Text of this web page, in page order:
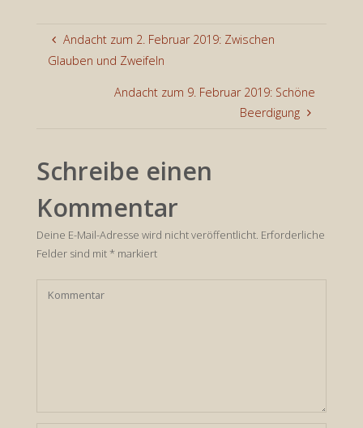
Andacht zum 2. Februar 2019: Zwischen
Glauben und Zweifeln
Andacht zum 9. Februar 2019: Schöne
Beerdigung
Schreibe einen
Kommentar
Deine E-Mail-Adresse wird nicht veröffentlicht. Erforderliche
Felder sind mit*markiert